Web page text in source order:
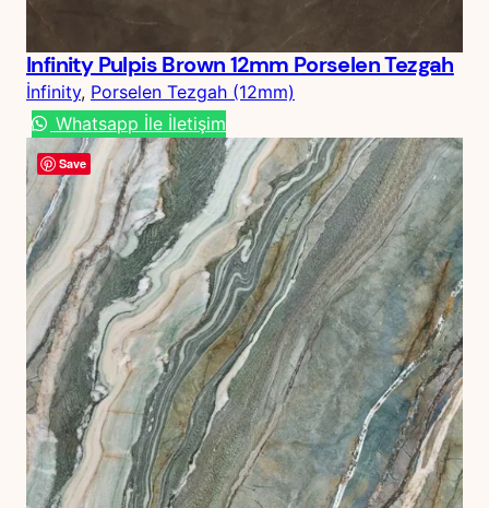
Infinity Pulpis Brown 12mm Porselen Tezgah
İnfinity, Porselen Tezgah (12mm)
Whatsapp İle İletişim
Save